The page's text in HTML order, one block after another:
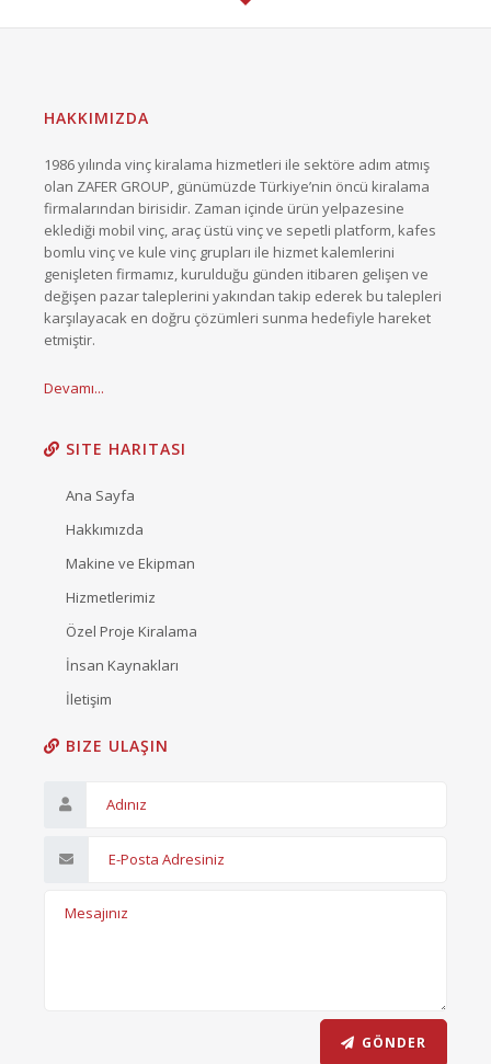
HAKKIMIZDA
1986 yılında vinç kiralama hizmetleri ile sektöre adım atmış
olan ZAFER GROUP, günümüzde Türkiye’nin öncü kiralama
firmalarından birisidir. Zaman içinde ürün yelpazesine
eklediği mobil vinç, araç üstü vinç ve sepetli platform, kafes
bomlu vinç ve kule vinç grupları ile hizmet kalemlerini
genişleten firmamız, kurulduğu günden itibaren gelişen ve
değişen pazar taleplerini yakından takip ederek bu talepleri
karşılayacak en doğru çözümleri sunma hedefiyle hareket
etmiştir.
Devamı...
SITE HARITASI
Ana Sayfa
Hakkımızda
Makine ve Ekipman
Hizmetlerimiz
Özel Proje Kiralama
İnsan Kaynakları
İletişim
BIZE ULAŞIN
GÖNDER